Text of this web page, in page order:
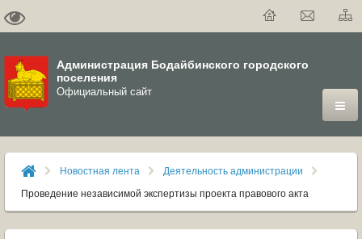
Администрация Бодайбинского городского
поселения
Официальный сайт
ГОРОД
ДУМА
ВЛАСТЬ
Новостная лента
Деятельность администрации
Проведение независимой экспертизы проекта правового акта